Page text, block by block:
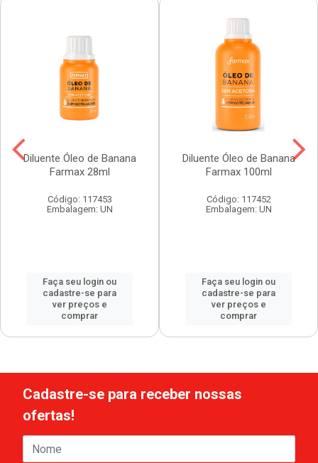
Diluente Óleo de Banana
Farmax 28ml
Código: 117453
Embalagem: UN
Faça seu login ou
cadastre-se para
ver preços e
comprar
Diluente Óleo de Banana
Farmax 100ml
Código: 117452
Embalagem: UN
Faça seu login ou
cadastre-se para
ver preços e
comprar
Cadastre-se para receber nossas
ofertas!